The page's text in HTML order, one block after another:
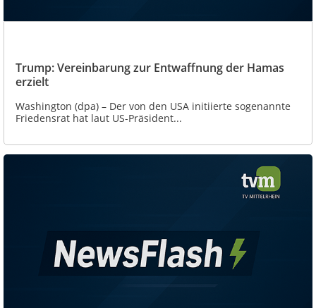
Trump: Vereinbarung zur Entwaffnung der Hamas
erzielt
Washington (dpa) – Der von den USA initiierte sogenannte
Friedensrat hat laut US-Präsident...